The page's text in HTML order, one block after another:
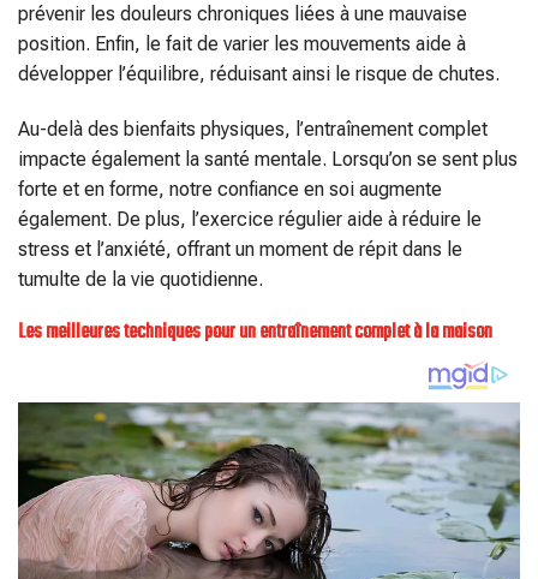
prévenir les douleurs chroniques liées à une mauvaise
position. Enfin, le fait de varier les mouvements aide à
développer l’équilibre, réduisant ainsi le risque de chutes.
Au-delà des bienfaits physiques, l’entraînement complet
impacte également la santé mentale. Lorsqu’on se sent plus
forte et en forme, notre confiance en soi augmente
également. De plus, l’exercice régulier aide à réduire le
stress et l’anxiété, offrant un moment de répit dans le
tumulte de la vie quotidienne.
Les meilleures techniques pour un entraînement complet à la maison